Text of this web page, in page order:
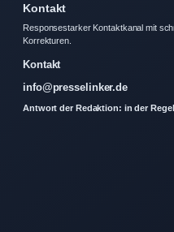
Kontakt
Responsestarker Kontaktkanal mit
Korrekturen.
Kontakt
info@presselinker.de
Antwort der Redaktion: in der